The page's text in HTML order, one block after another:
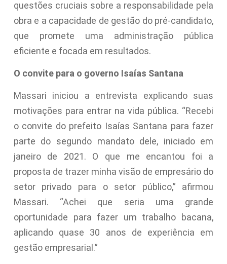
questões cruciais sobre a responsabilidade pela
obra e a capacidade de gestão do pré-candidato,
que promete uma administração pública
eficiente e focada em resultados.
O convite para o governo Isaías Santana
Massari iniciou a entrevista explicando suas
motivações para entrar na vida pública. “Recebi
o convite do prefeito Isaías Santana para fazer
parte do segundo mandato dele, iniciado em
janeiro de 2021. O que me encantou foi a
proposta de trazer minha visão de empresário do
setor privado para o setor público,” afirmou
Massari. “Achei que seria uma grande
oportunidade para fazer um trabalho bacana,
aplicando quase 30 anos de experiência em
gestão empresarial.”